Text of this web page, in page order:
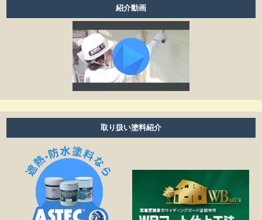
アフターフォローはどうなっていますか？
養生ビニールがしてある時は、換気扇・お風呂・エアコ
ン等は普通に使えますか？
工事期間はどのくらいありますか？
塗り替えは何年ぐらいで必要ですか？
雨の日も作業しますか？
細かい壁のひび割れはきれいになりますか？
見積もりの金額より高くなることはありますか？
作業日程が延びたら、金額は変わりますか？
塗装工事以外の修繕工事も可能ですか？
紹介動画
取り扱い塗料紹介